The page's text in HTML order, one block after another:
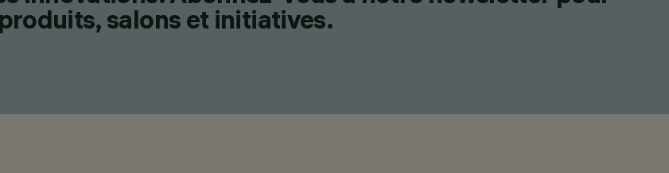
salons et initiatives.